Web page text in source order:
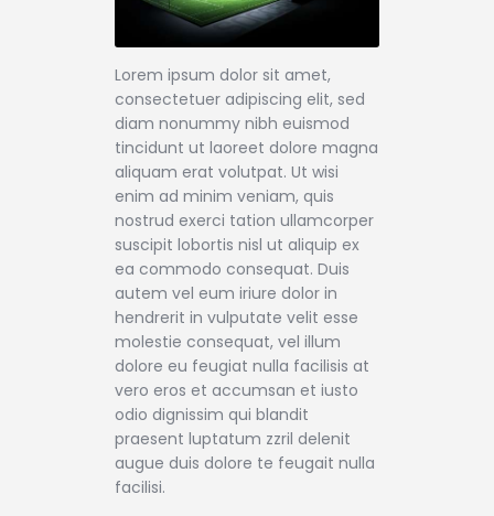
Lorem ipsum dolor sit amet,
consectetuer adipiscing elit, sed
diam nonummy nibh euismod
tincidunt ut laoreet dolore magna
aliquam erat volutpat. Ut wisi
enim ad minim veniam, quis
nostrud exerci tation ullamcorper
suscipit lobortis nisl ut aliquip ex
ea commodo consequat. Duis
autem vel eum iriure dolor in
hendrerit in vulputate velit esse
molestie consequat, vel illum
dolore eu feugiat nulla facilisis at
vero eros et accumsan et iusto
odio dignissim qui blandit
praesent luptatum zzril delenit
augue duis dolore te feugait nulla
facilisi.